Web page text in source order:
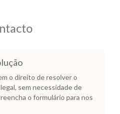
o direito de resolver o
sem necessidade de
o formulário para nos